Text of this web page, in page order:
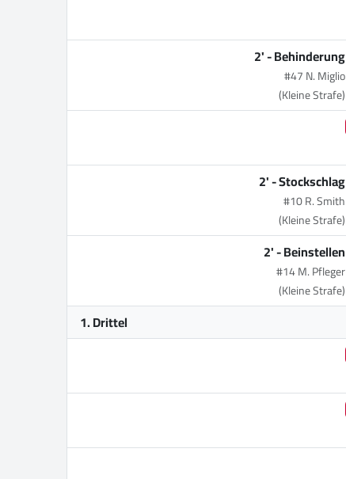
2' -Behinderung
#47 N. Miglio
(Kleine Strafe)
2' -Stockschlag
#10 R. Smith
(Kleine Strafe)
2' -Beinstellen
#14 M. Pfleger
(Kleine Strafe)
1. Drittel